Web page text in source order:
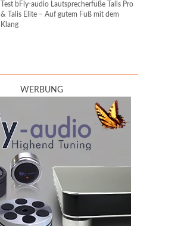
Test bFly-audio Lautsprecherfüße Talis Pro
& Talis Elite – Auf gutem Fuß mit dem
Klang
WERBUNG